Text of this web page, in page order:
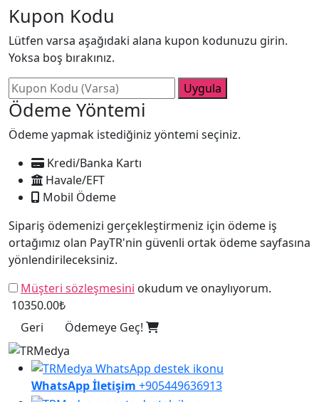
Kupon Kodu
Lütfen varsa aşağıdaki alana kupon kodunuzu girin.
Yoksa boş bırakınız.
Uygula
Ödeme Yöntemi
Ödeme yapmak istediğiniz yöntemi seçiniz.
Kredi/Banka Kartı
Havale/EFT
Mobil Ödeme
Sipariş ödemenizi gerçekleştirmeniz için ödeme iş
ortağımız olan PayTR'nin güvenli ortak ödeme sayfasına
yönlendirileceksiniz.
Müşteri sözleşmesini okudum ve onaylıyorum.
10350.00₺
Geri
Ödemeye Geç!
WhatsApp İletişim +905449636913